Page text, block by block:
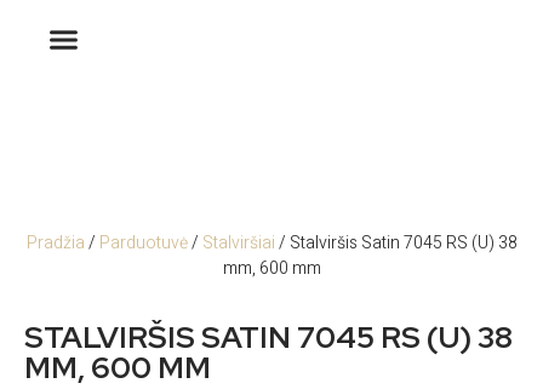
Pradžia/ Parduotuvė/ Stalviršiai/ Stalviršis Satin 7045 RS (U) 38
mm, 600 mm
STALVIRŠIS SATIN 7045 RS (U) 38
MM, 600 MM